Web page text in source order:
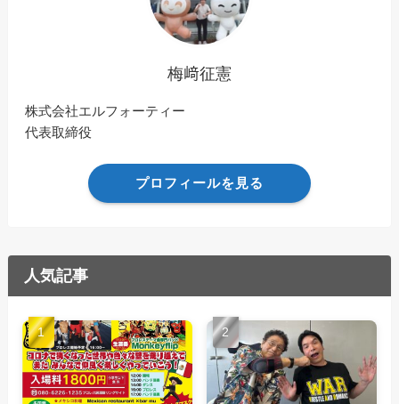
梅﨑征憲
株式会社エルフォーティー
代表取締役
プロフィールを見る
人気記事